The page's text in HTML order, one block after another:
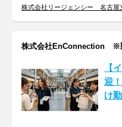
株式会社リージェンシー 名古屋
株式会社EnConnection ※
【
迎
け